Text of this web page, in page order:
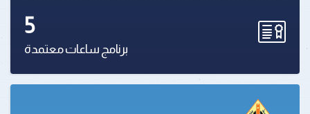
5
برنامج ساعات معتمدة